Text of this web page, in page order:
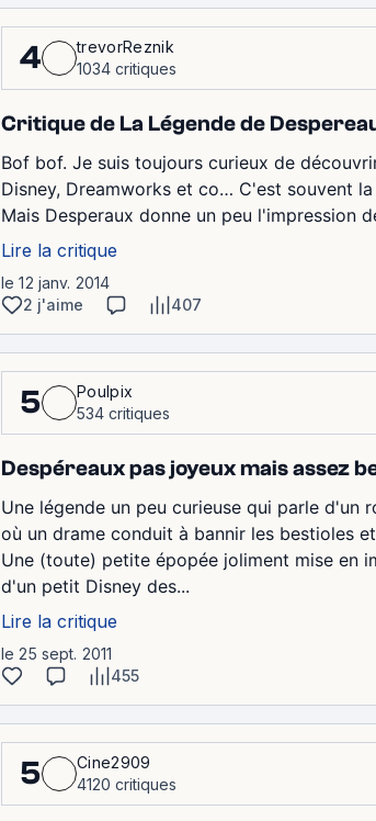
4
trevorReznik
1034 critiques
Critique de La Légende de
Bof bof. Je suis toujours curieux de
Disney, Dreamworks et co… C'est souvent
Mais Desperaux donne un peu l'impression
Lire la critique
le 12 janv. 2014
2 j'aime
407
5
Poulpix
534 critiques
Despéreaux pas joyeux mais assez
Une légende un peu curieuse qui parle d'un
où un drame conduit à bannir les bestioles
Une (toute) petite épopée joliment mise en
d'un petit Disney des...
Lire la critique
le 25 sept. 2011
455
5
Cine2909
4120 critiques